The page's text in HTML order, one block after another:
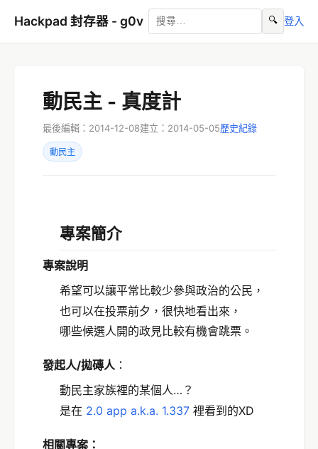
Hackpad 封存器 - g0v 🔍 登入
動民主 - 真度計
最後編輯：2014-12-08建立：2014-05-05歷史紀錄
動民主
專案簡介
專案說明
希望可以讓平常比較少參與政治的公民，
也可以在投票前夕，很快地看出來，
哪些候選人開的政見比較有機會跳票。
發起人/拋磚人：
動民主家族裡的某個人…？
是在 2.0 app a.k.a. 1.337 裡看到的XD
相關專案：